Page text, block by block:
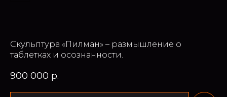
Скульптура «Пилман» – размышление о
таблетках и осознанности.
900 000 р.